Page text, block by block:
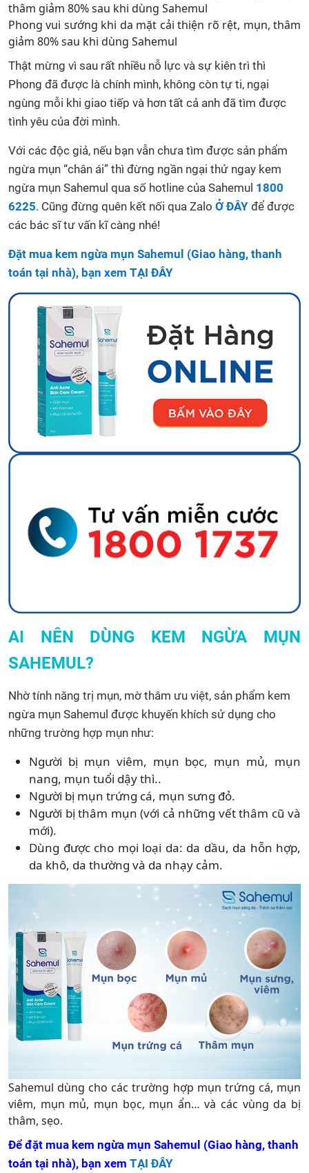
Phong vui sướng khi da mặt cải thiện rõ rệt, mụn, thâm
giảm 80% sau khi dùng Sahemul
Thật mừng vì sau rất nhiều nỗ lực và sự kiên trì thì
Phong đã được là chính mình, không còn tự ti, ngại
ngùng mỗi khi giao tiếp và hơn tất cả anh đã tìm được
tình yêu của đời mình.
Với các độc giả, nếu bạn vẫn chưa tìm được sản phẩm
ngừa mụn “chân ái” thì đừng ngần ngại thử ngay kem
ngừa mụn Sahemul qua số hotline của Sahemul 1800
6225. Cũng đừng quên kết nối qua Zalo Ở ĐÂY để được
các bác sĩ tư vấn kĩ càng nhé!
Đặt mua kem ngừa mụn Sahemul (Giao hàng, thanh
toán tại nhà), bạn xem TẠI ĐÂY
AI NÊN DÙNG KEM NGỪA MỤN
SAHEMUL?
Nhờ tính năng trị mụn, mờ thâm ưu việt, sản phẩm kem
ngừa mụn Sahemul được khuyến khích sử dụng cho
những trường hợp mụn như:
Người bị mụn viêm, mụn bọc, mụn mủ, mụn
nang, mụn tuổi dậy thì..
Người bị mụn trứng cá, mụn sưng đỏ.
Người bị thâm mụn (với cả những vết thâm cũ và
mới).
Dùng được cho mọi loại da: da dầu, da hỗn hợp,
da khô, da thường và da nhạy cảm.
Sahemul dùng cho các trường hợp mụn trứng cá, mụn
viêm, mụn mủ, mụn bọc, mụn ẩn… và các vùng da bị
thâm, sẹo.
Để đặt mua kem ngừa mụn Sahemul (Giao hàng, thanh
toán tại nhà), bạn xem TẠI ĐÂY